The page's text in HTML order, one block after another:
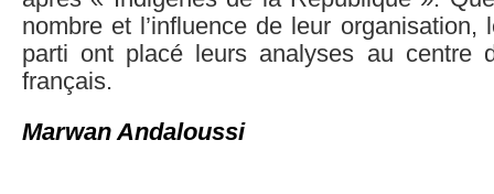
nombre et l’influence de leur organisation,
parti ont placé leurs analyses au centre
français.
Marwan Andaloussi